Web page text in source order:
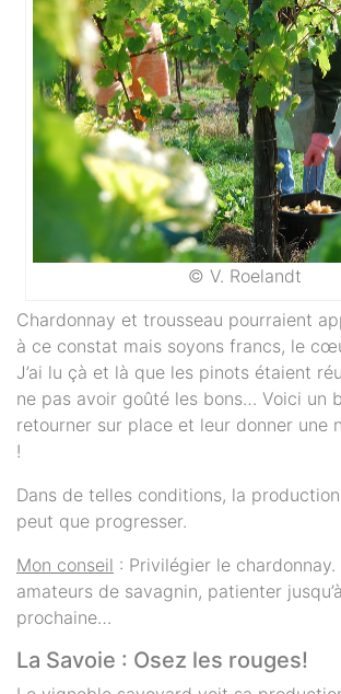
© V. Roelandt
Chardonnay et trousseau pourraient
à ce constat mais soyons francs, le
J’ai lu çà et là que les pinots étaient
ne pas avoir goûté les bons… Voici un
retourner sur place et leur donner une
!
Dans de telles conditions, la
peut que progresser.
Mon conseil : Privilégier le chardonnay.
amateurs de savagnin, patienter
prochaine…
La Savoie : Osez les rouges!